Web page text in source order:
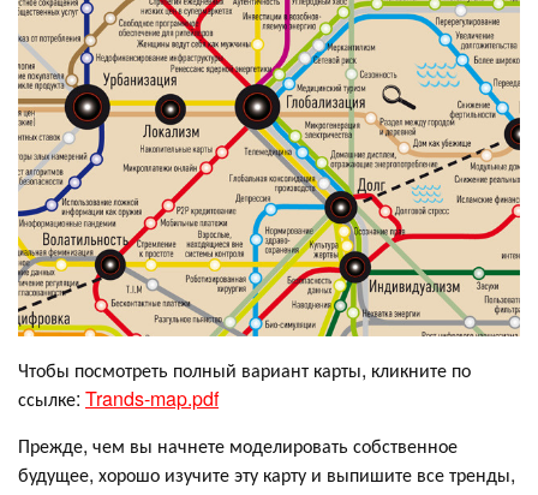
Чтобы посмотреть полный вариант карты, кликните по
ссылке: Trands-map.pdf
Прежде, чем вы начнете моделировать собственное
будущее, хорошо изучите эту карту и выпишите все тренды,